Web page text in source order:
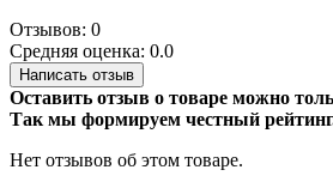
Отзывов: 0
Средняя оценка: 0.0
Написать отзыв
Оставить отзыв о товаре можно
Так мы формируем честный
Нет отзывов об этом товаре.